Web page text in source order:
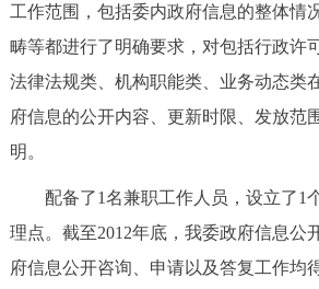
绿色北京 图说北京
多语种
DEUTSCH FRANÇAIS
工作范围，包括委内政府信息的整体情
畴等都进行了明确要求，对包括行政许
法律法规类、机构职能类、业务动态类
府信息的公开内容、更新时限、发放范
明。
配备了1名兼职工作人员，设立了1
理点。截至2012年底，我委政府信息公
府信息公开咨询、申请以及答复工作均